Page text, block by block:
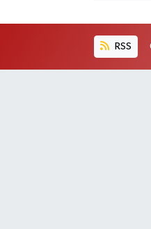
RSS